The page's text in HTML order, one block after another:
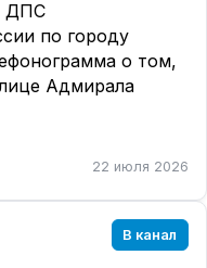
ДПС
по городу
о том,
Адмирала
пешеходов.
России по г.
медицинской
19 июня в
22 июля 2026
В канал